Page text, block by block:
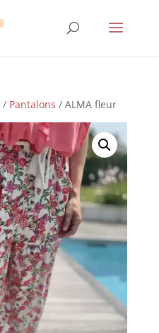
/ Pantalons / ALMA fleur